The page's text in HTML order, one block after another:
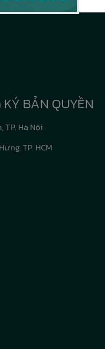
BẢN QUYỀN
TP. Hà Nội
TP. HCM